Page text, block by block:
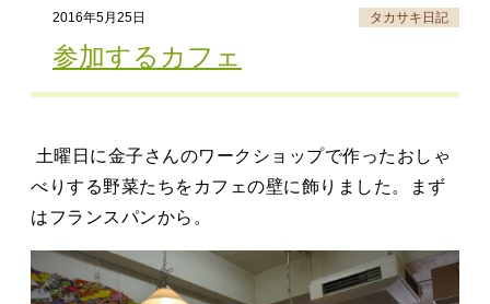
お休み中
でんぱた
ぷかぷかさんと
お知らせ ぷかぷか日記
2016年5月25日 タカサキ日記
参加するカフェ
土曜日に金子さんのワークショップで作ったおしゃ
べりする野菜たちをカフェの壁に飾りました。まず
はフランスパンから。